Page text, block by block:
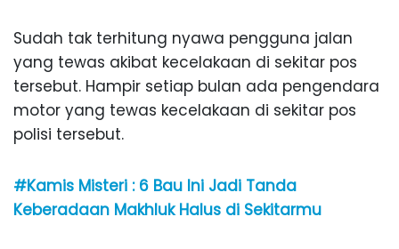
Sudah tak terhitung nyawa pengguna jalan
yang tewas akibat kecelakaan di sekitar pos
tersebut. Hampir setiap bulan ada pengendara
motor yang tewas kecelakaan di sekitar pos
polisi tersebut.
#Kamis Misteri : 6 Bau Ini Jadi Tanda
Keberadaan Makhluk Halus di Sekitarmu